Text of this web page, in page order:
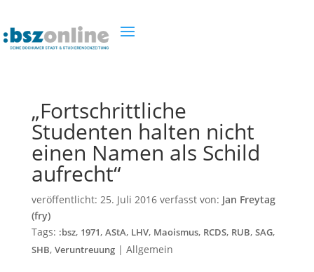
„Fortschrittliche
Studenten halten nicht
einen Namen als Schild
aufrecht“
veröffentlicht: 25. Juli 2016verfasst von: Jan Freytag
(fry)
Tags: :bsz, 1971, AStA, LHV, Maoismus, RCDS, RUB, SAG,
SHB, Veruntreuung| Allgemein